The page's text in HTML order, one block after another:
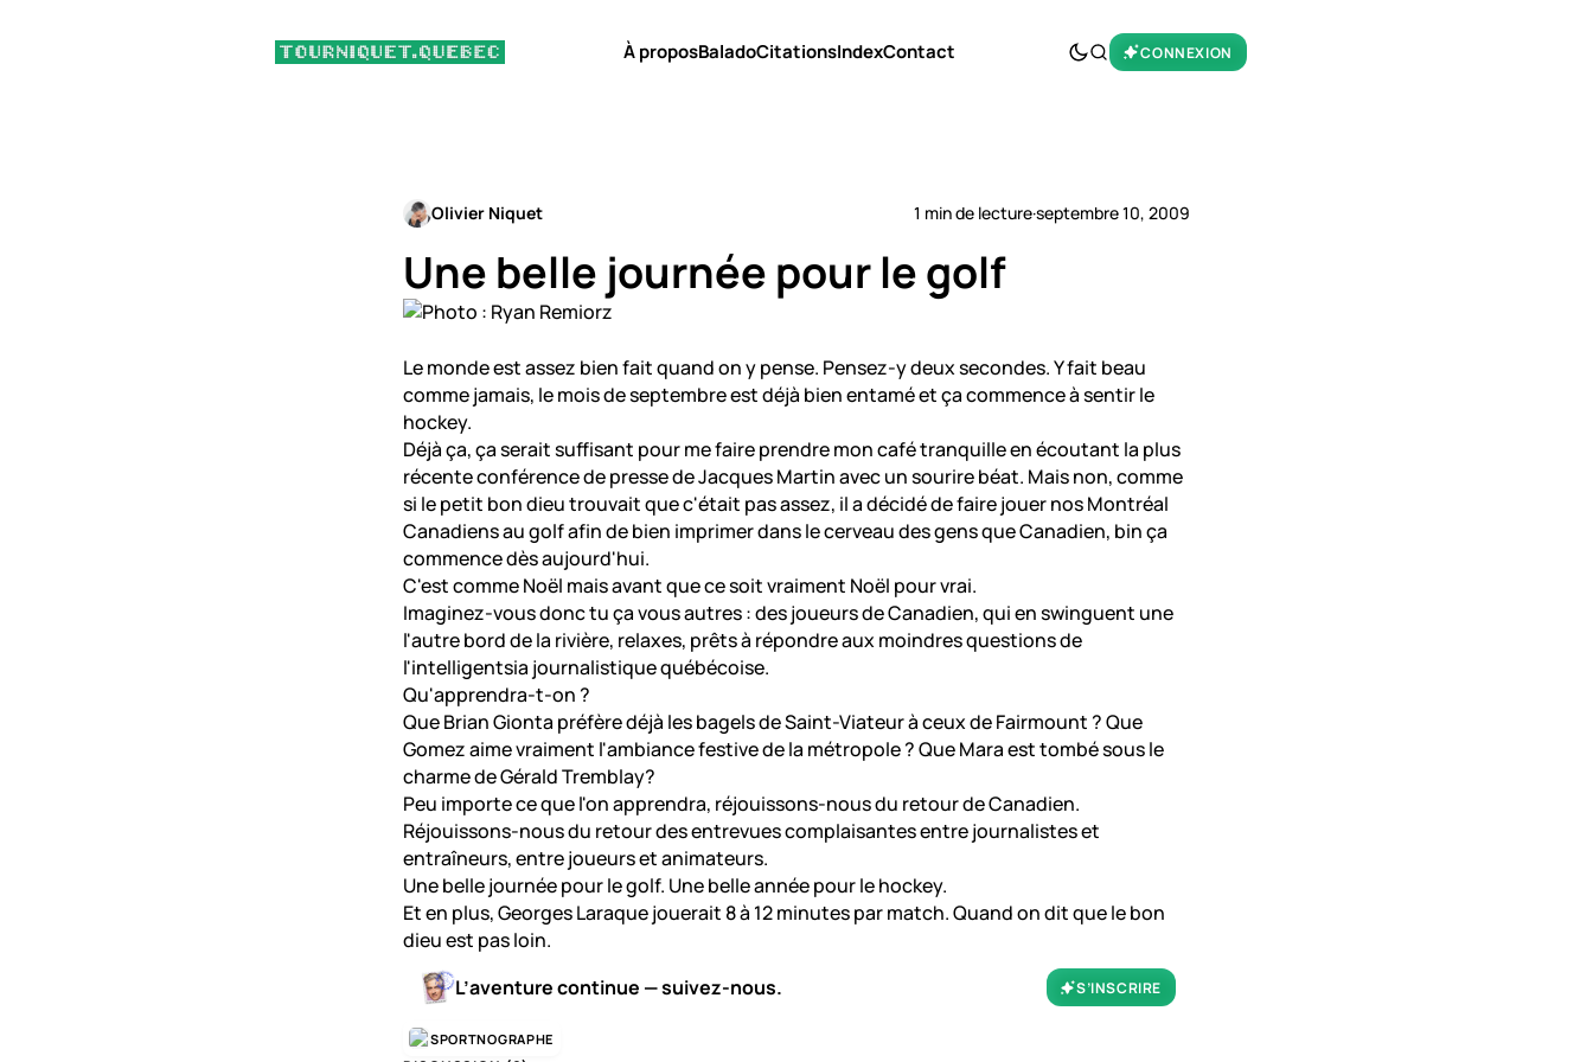
À proposBaladoCitationsIndexContact CONNEXION
Olivier Niquet 1 min de lecture·septembre 10, 2009
Une belle journée pour le golf
Le monde est assez bien fait quand on y pense. Pensez-y deux secondes. Y fait beau
comme jamais, le mois de septembre est déjà bien entamé et ça commence à sentir le
hockey.
Déjà ça, ça serait suffisant pour me faire prendre mon café tranquille en écoutant la plus
récente conférence de presse de Jacques Martin avec un sourire béat. Mais non, comme
si le petit bon dieu trouvait que c'était pas assez, il a décidé de faire jouer nos Montréal
Canadiens au golf afin de bien imprimer dans le cerveau des gens que Canadien, bin ça
commence dès aujourd'hui.
C'est comme Noël mais avant que ce soit vraiment Noël pour vrai.
Imaginez-vous donc tu ça vous autres : des joueurs de Canadien, qui en swinguent une
l'autre bord de la rivière, relaxes, prêts à répondre aux moindres questions de
l'intelligentsia journalistique québécoise.
Qu'apprendra-t-on ?
Que Brian Gionta préfère déjà les bagels de Saint-Viateur à ceux de Fairmount ? Que
Gomez aime vraiment l'ambiance festive de la métropole ? Que Mara est tombé sous le
charme de Gérald Tremblay?
Peu importe ce que l'on apprendra, réjouissons-nous du retour de Canadien.
Réjouissons-nous du retour des entrevues complaisantes entre journalistes et
entraîneurs, entre joueurs et animateurs.
Une belle journée pour le golf. Une belle année pour le hockey.
Et en plus, Georges Laraque jouerait 8 à 12 minutes par match. Quand on dit que le bon
dieu est pas loin.
L’aventure continue — suivez-nous.
S’INSCRIRE
SPORTNOGRAPHE